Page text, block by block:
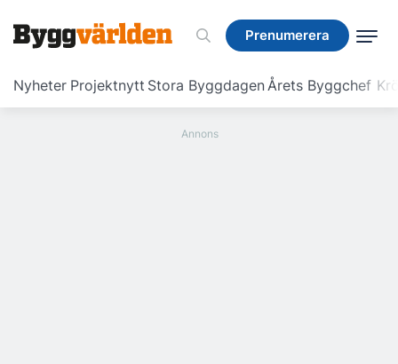
Prenumerera
Nyheter Projektnytt Stora ByggdagenÅrets Byggchef
Prenumerera